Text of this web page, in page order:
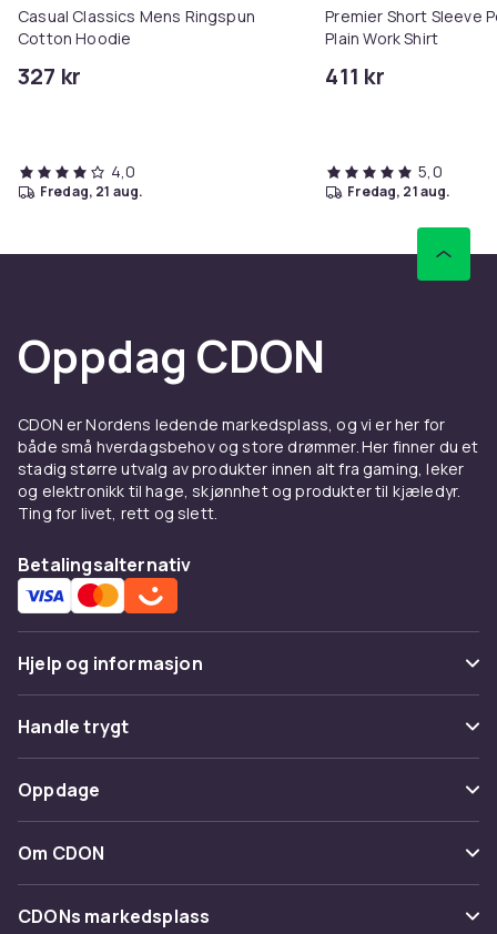
Casual Classics Mens Ringspun
Cotton Hoodie
327 kr
4,0
fredag, 21 aug.
Premier Short Sleeve
Plain Work Shirt
411 kr
5,0
fredag, 21 aug.
Oppdag CDON
CDON er Nordens ledende markedsplass, og vi er her for
både små hverdagsbehov og store drømmer. Her finner du et
stadig større utvalg av produkter innen alt fra gaming, leker
og elektronikk til hage, skjønnhet og produkter til kjæledyr.
Ting for livet, rett og slett.
Betalingsalternativ
Hjelp og informasjon
Vanlige spørsmål
Spor pakke
Angre & returner her
Kontakt oss
Handle trygt
Betaling
Levering
Tilbakekallinger
Oppdage
Kategorier
Varemerker
Om CDON
Om oss
CDONs markedsplass